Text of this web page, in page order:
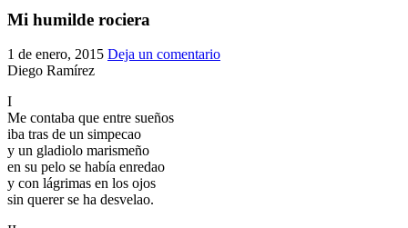
Mi humilde rociera
1 de enero, 2015 Deja un comentario
Diego Ramírez
I
Me contaba que entre sueños
iba tras de un simpecao
y un gladiolo marismeño
en su pelo se había enredao
y con lágrimas en los ojos
sin querer se ha desvelao.
El traslado cada siete años
Rocío?
En el Rocío, ¿dónde me alojo?